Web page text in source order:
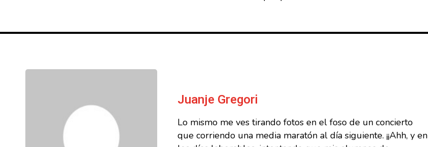
Juanje Gregori
Lo mismo me ves tirando fotos en el foso de un concierto
que corriendo una media maratón al día siguiente. ¡¡Ahh, y en